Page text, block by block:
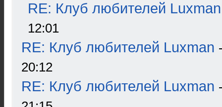
RE: Клуб любителей Luxman
12:01
RE: Клуб любителей Luxman
20:12
RE: Клуб любителей Luxman